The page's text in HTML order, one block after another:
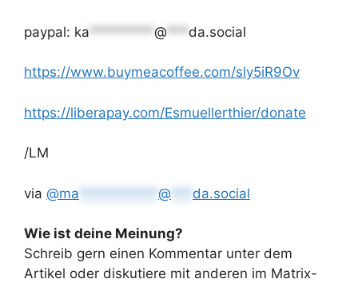
paypal: ka ********* @ *** da.social
https://www.buymeacoffee.com/sly5iR9Ov
https://liberapay.com/Esmuellerthier/donate
/LM
via @ma @ da.social
Wie ist deine Meinung?
Schreib gern einen Kommentar unter dem
Artikel oder diskutiere mit anderen im Matrix-